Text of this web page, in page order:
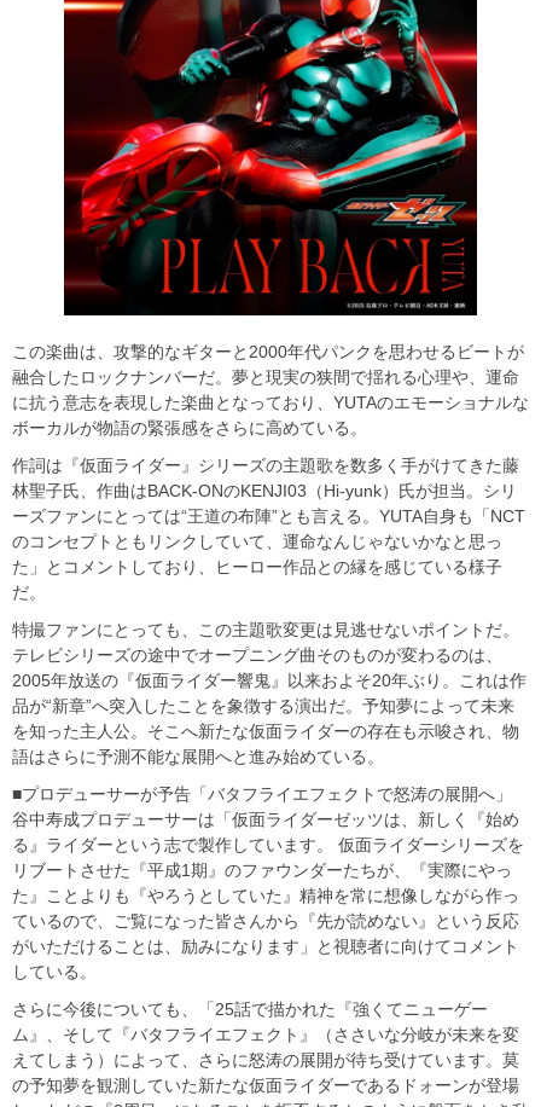
この楽曲は、攻撃的なギターと2000年代パンクを思わせるビートが
融合したロックナンバーだ。夢と現実の狭間で揺れる心理や、運命
に抗う意志を表現した楽曲となっており、YUTAのエモーショナルな
ボーカルが物語の緊張感をさらに高めている。
作詞は『仮面ライダー』シリーズの主題歌を数多く手がけてきた藤
林聖子氏、作曲はBACK-ONのKENJI03（Hi-yunk）氏が担当。シリ
ーズファンにとっては“王道の布陣”とも言える。YUTA自身も「NCT
のコンセプトともリンクしていて、運命なんじゃないかなと思っ
た」とコメントしており、ヒーロー作品との縁を感じている様子
だ。
特撮ファンにとっても、この主題歌変更は見逃せないポイントだ。
テレビシリーズの途中でオープニング曲そのものが変わるのは、
2005年放送の『仮面ライダー響鬼』以来およそ20年ぶり。これは作
品が“新章”へ突入したことを象徴する演出だ。予知夢によって未来
を知った主人公。そこへ新たな仮面ライダーの存在も示唆され、物
語はさらに予測不能な展開へと進み始めている。
■プロデューサーが予告「バタフライエフェクトで怒涛の展開へ」
谷中寿成プロデューサーは「仮面ライダーゼッツは、新しく『始め
る』ライダーという志で製作しています。 仮面ライダーシリーズを
リブートさせた『平成1期』のファウンダーたちが、『実際にやっ
た』ことよりも『やろうとしていた』精神を常に想像しながら作っ
ているので、ご覧になった皆さんから『先が読めない』という反応
がいただけることは、励みになります」と視聴者に向けてコメント
している。
さらに今後についても、「25話で描かれた『強くてニューゲー
ム』、そして『バタフライエフェクト』（ささいな分岐が未来を変
えてしまう）によって、さらに怒涛の展開が待ち受けています。莫
の予知夢を観測していた新たな仮面ライダーであるドォーンが登場